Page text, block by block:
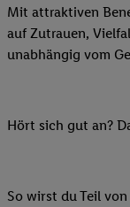
Mit attraktiven
auf Zutrauen,
unabhängig vom
Hört sich gut an?
So wirst du Teil